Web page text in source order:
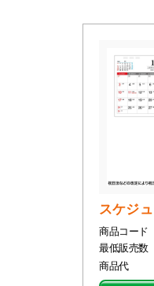
スケジ
商品コード
最低販売数
商品代